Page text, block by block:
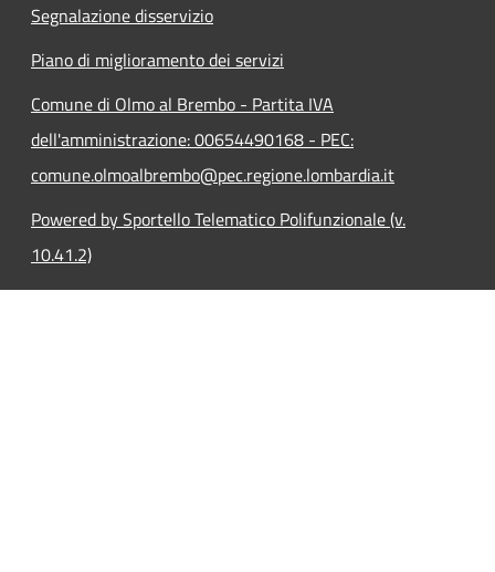
Segnalazione disservizio
Piano di miglioramento dei servizi
Comune di Olmo al Brembo - Partita IVA
dell'amministrazione: 00654490168 - PEC:
comune.olmoalbrembo@pec.regione.lombardia.it
Powered by Sportello Telematico Polifunzionale (v.
10.41.2)